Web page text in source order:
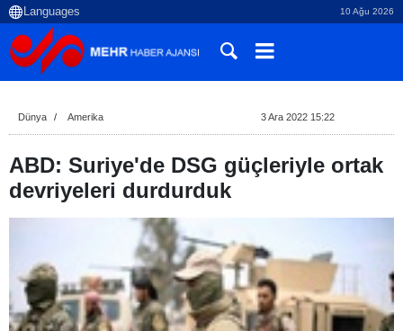
10 Ağu 2026
Dünya Amerika 3 Ara 2022 15:22
ABD: Suriye'de DSG güçleriyle ortak
devriyeleri durdurduk